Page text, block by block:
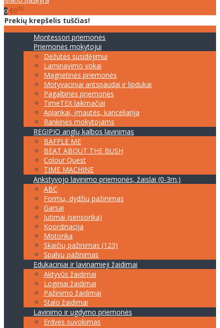
0 €000
Prekių krepšelis tuščias!
Montessori priemonės
Priemonės mokytojui
Dėžutės susidėjimui
Laminavimo vokai
Magnetinės priemonės
Motyvaciniai antspaudai ir lipdukai
Pagalbinės priemonės
TimeTEX laikmačiai
Aplankai, įmautės, kanceliarija
Rankinės mokytojams
REGIPIO anglų kalbos lavinimas
BAFFLE ME
BEAT ABOUT THE BUSH
Colour Quest
TIME MACHINE
Ankstyvojo lavinimo priemonės, žaislai (0-3m.)
ABC
Formų, dydžių pažinimas
Garsai
Jutimai (sensorika)
Koordinacija
Motorika
Skaičių pažinimas (123)
Spalvų pažinimas
Edukaciniai ir lavinamieji žaidimai
Aktyvūs žaidimai
Loginiai žaidimai
Pažinimo žaidimai
Stalo žaidimai
Lavinimo ir ugdymo priemonės
Erdvės suvokimas